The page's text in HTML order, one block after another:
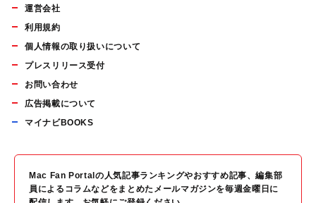
運営会社
利用規約
個人情報の取り扱いについて
プレスリリース受付
お問い合わせ
広告掲載について
マイナビBOOKS
Mac Fan Portalの人気記事ランキングやおすすめ記事、編集部
員によるコラムなどをまとめたメールマガジンを毎週金曜日に